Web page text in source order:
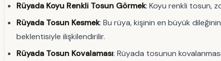
Rüyada Koyu Renkli Tosun Görmek: Koyu renkli tosun,
Rüyada Tosun Kesmek: Bu rüya, kişinin en büyük
beklentisiyle ilişkilendirilir.
Rüyada Tosun Kovalaması: Rüyada tosunun